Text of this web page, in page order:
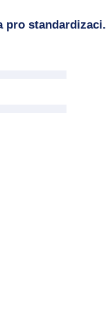
pro standardizaci.